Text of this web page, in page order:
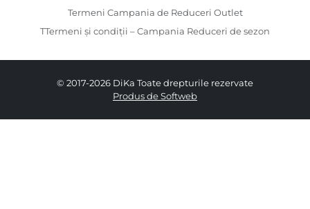
Termeni Campania de Reduceri Outlet
TTermeni și condiții – Campania Reduceri de sezon
© 2017-2026 DiKa Toate drepturile rezervate
Produs de Softweb